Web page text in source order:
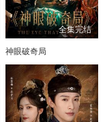
全集完结
神眼破奇局